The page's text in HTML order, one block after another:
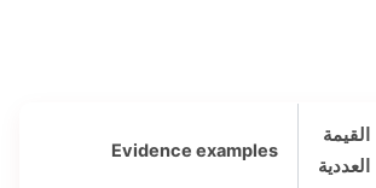
القيمة
العددية
Evidence examples